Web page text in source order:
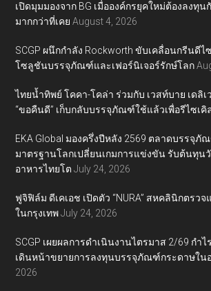
เปิดมุมมองจาก BG เมื่อองค์กรยุคใหม่ต้องลงทุน
มากกว่าที่เคย August 4, 2026
SCGP ผนึกกำลัง Rockworth ขับเคลื่อนกรีนดี
โซลูชันบรรจุภัณฑ์และเฟอร์นิเจอร์รักษ์โลก
ไทยน้ำทิพย์ โคคา-โคล่า ร่วมกับ เวสท์บาย เดลิเ
“ขอคืนดี” เก็บกลับบรรจุภัณฑ์ใช้แล้วเพื่อรีไซเคิ
EKA Global มองครึ่งปีหลัง 2569 ตลาดบรรจุภั
มาตรฐานโลกเปลี่ยนเกมการแข่งขัน รับต้นทุน
อาหารไทยโต July 24, 2026
ฟูจิฟิล์ม ดีเคเอช เปิดตัว “NURA” สหคลินิกตรว
ในกรุงเทพ July 24, 2026
SCGP เผยผลการดำเนินงานไตรมาส 2/69 กำ
เดินหน้าขยายการลงทุนบรรจุภัณฑ์กระดาษใน
2026